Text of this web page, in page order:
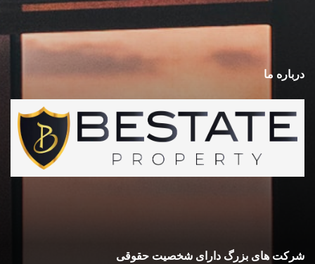
درباره ما
شرکت های بزرگ دارای شخصیت حقوقی